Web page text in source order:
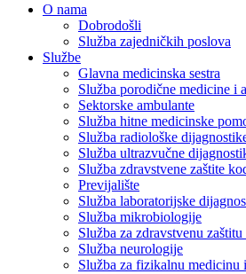
O nama
Dobrodošli
Služba zajedničkih poslova
Službe
Glavna medicinska sestra
Služba porodične medicine i
Sektorske ambulante
Služba hitne medicinske
Služba radiološke
Služba ultrazvučne
Služba zdravstvene zaštite
Previjalište
Služba laboratorijske
Služba mikrobiologije
Služba za zdravstvenu
Služba neurologije
Služba za fizikalnu medicinu